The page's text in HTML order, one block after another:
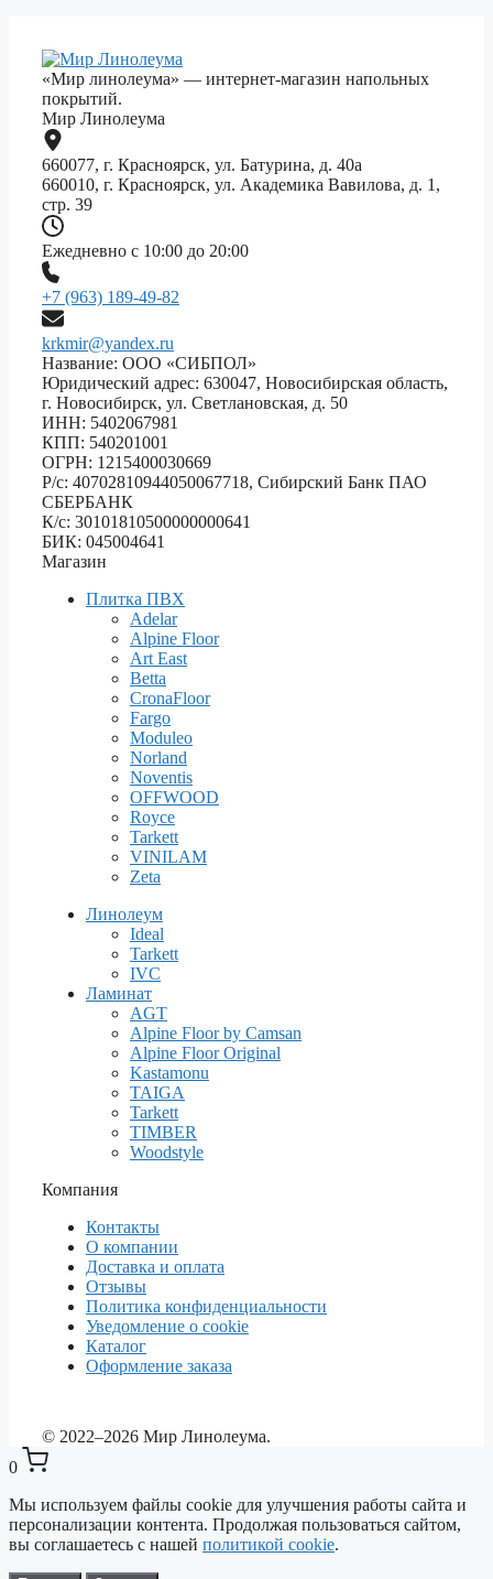
«Мир линолеума» — интернет-магазин напольных
покрытий.
Мир Линолеума
660077, г. Красноярск, ул. Батурина, д. 40а
660010, г. Красноярск, ул. Академика Вавилова, д. 1,
стр. 39
Ежедневно с 10:00 до 20:00
+7 (963) 189-49-82
krkmir@yandex.ru
Название: ООО «СИБПОЛ»
Юридический адрес: 630047, Новосибирская область,
г. Новосибирск, ул. Светлановская, д. 50
ИНН: 5402067981
КПП: 540201001
ОГРН: 1215400030669
Р/с: 40702810944050067718, Сибирский Банк ПАО
СБЕРБАНК
К/с: 30101810500000000641
БИК: 045004641
Магазин
Плитка ПВХ
Adelar
Alpine Floor
Art East
Betta
CronaFloor
Fargo
Moduleo
Norland
Noventis
OFFWOOD
Royce
Tarkett
VINILAM
Zeta
Линолеум
Ideal
Tarkett
IVC
Ламинат
AGT
Alpine Floor by Camsan
Alpine Floor Original
Kastamonu
TAIGA
Tarkett
TIMBER
Woodstyle
Компания
Контакты
О компании
Доставка и оплата
Отзывы
Политика конфиденциальности
Уведомление о cookie
Каталог
Оформление заказа
© 2022–2026 Мир Линолеума.
0
Выберите ваш город
Сейчас: Красноярск
✕
Мы используем файлы cookie для улучшения работы сайта и
персонализации контента. Продолжая пользоваться сайтом,
вы соглашаетесь с нашей политикой cookie.